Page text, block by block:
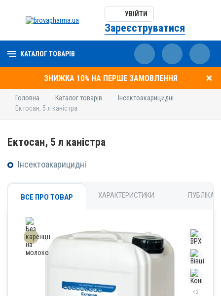
УВІЙТИ
Зареєструватися
КАТАЛОГ ТОВАРІВ
ЗНИЖКА 10% НА ПЕРШЕ ЗАМОВЛЕННЯ
Головна Каталог товарів
Інсектоакарицидні
Ектосан, 5 л каністра
Ектосан, 5 л каністра
Інсектоакарицидні
ВСЕ ПРО ТОВАР ХАРАКТЕРИСТИКИ
+2